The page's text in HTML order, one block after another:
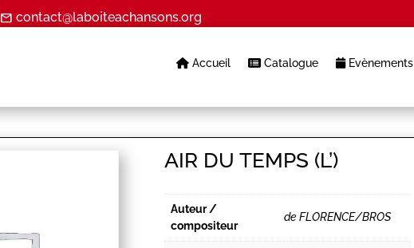
mail contact@laboiteachansons.org
Accueil Catalogue Evènements
AIR DU TEMPS (L’)
Auteur /
compositeur
de FLORENCE/BROS